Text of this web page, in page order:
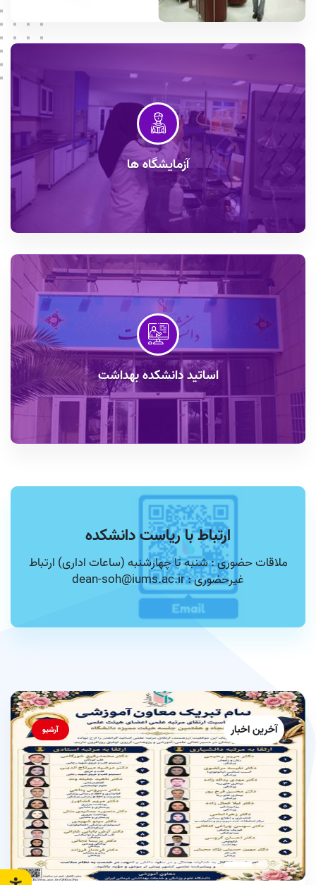
آزمایشگاه ها
اساتید دانشکده بهداشت
ارتباط با ریاست دانشکده
ملاقات حضوری : شنبه تا چهارشنبه (ساعات اداری) ارتباط
غیرحضوری : dean-soh@iums.ac.ir
آخرین اخبار آرشیو